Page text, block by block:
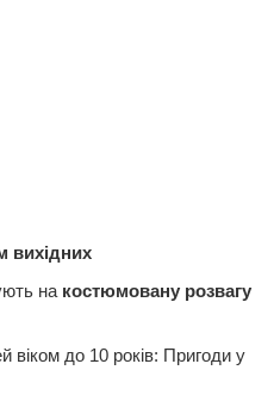
вихідних
на костюмовану розвагу
віком до 10 років: Пригоди у